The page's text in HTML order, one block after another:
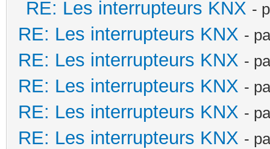
RE: Les interrupteurs KNX -
RE: Les interrupteurs KNX -
RE: Les interrupteurs KNX -
RE: Les interrupteurs KNX -
RE: Les interrupteurs KNX -
RE: Les interrupteurs KNX -